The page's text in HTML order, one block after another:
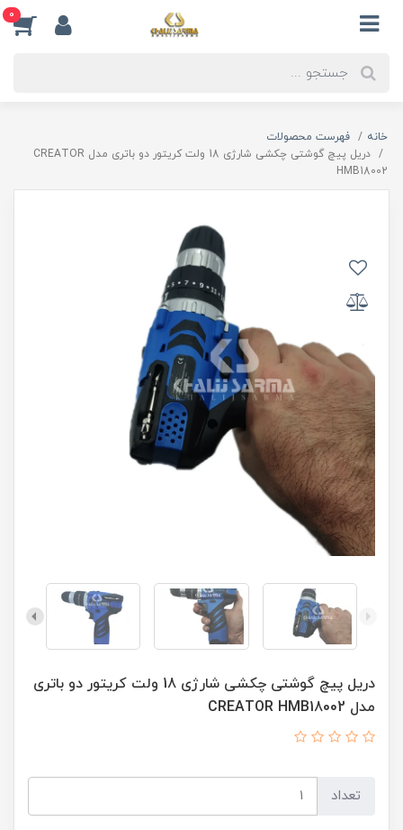
0
خانه
فهرست محصولات
دریل پیچ گوشتی چکشی شارژی 18 ولت کریتور دو باتری مدل CREATOR
HMB18002
دریل پیچ گوشتی چکشی شارژی 18 ولت کریتور دو باتری
مدل CREATOR HMB18002
تعداد